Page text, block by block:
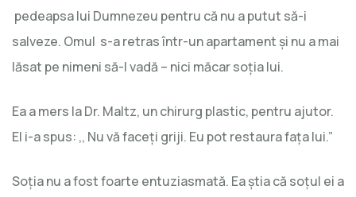
pedeapsa lui Dumnezeu pentru că nu a putut să-i
salveze. Omul s-a retras într-un apartament şi nu a mai
lăsat pe nimeni să-l vadă – nici măcar soția lui.
Ea a mers la Dr. Maltz, un chirurg plastic, pentru ajutor.
El i-a spus: ,, Nu vă faceți griji. Eu pot restaura fața lui.”
Soția nu a fost foarte entuziasmată. Ea ştia că soțul ei a